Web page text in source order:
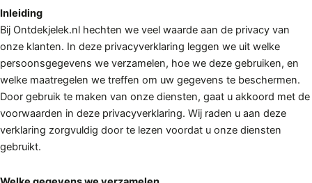
Inleiding
Bij Ontdekjelek.nl hechten we veel waarde aan de privacy van
onze klanten. In deze privacyverklaring leggen we uit welke
persoonsgegevens we verzamelen, hoe we deze gebruiken, en
welke maatregelen we treffen om uw gegevens te beschermen.
Door gebruik te maken van onze diensten, gaat u akkoord met de
voorwaarden in deze privacyverklaring. Wij raden u aan deze
verklaring zorgvuldig door te lezen voordat u onze diensten
gebruikt.